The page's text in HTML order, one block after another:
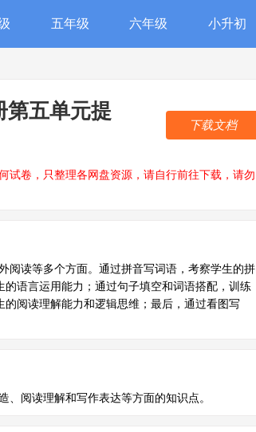
五年级 六年级 小升初
第五单元提
试卷，只整理各网盘资源，请自行前往下载，请勿
下载文档
阅读等多个方面。通过拼音写词语，考察学生的拼
语言运用能力；通过句子填空和词语搭配，训练
阅读理解能力和逻辑思维；最后，通过看图写
阅读理解和写作表达等方面的知识点。